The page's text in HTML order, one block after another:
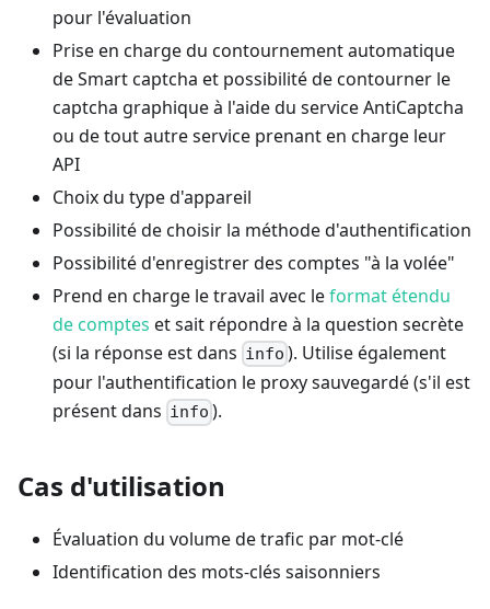
pour l'évaluation
Prise en charge du contournement automatique
de Smart captcha et possibilité de contourner le
captcha graphique à l'aide du service AntiCaptcha
ou de tout autre service prenant en charge leur
API
Choix du type d'appareil
Possibilité de choisir la méthode d'authentification
Possibilité d'enregistrer des comptes "à la volée"
Prend en charge le travail avec leformat étendu
de comptes et sait répondre à la question secrète
(si la réponse est dans info ). Utilise également
pour l'authentification le proxy sauvegardé (s'il est
présent dans info ).
Cas d'utilisation
Évaluation du volume de trafic par mot-clé
Identification des mots-clés saisonniers